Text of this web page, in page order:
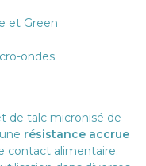
et Green
ondes
de talc micronisé de
résistance accrue
contact alimentaire.